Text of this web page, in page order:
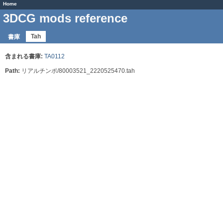
Home
3DCG mods reference
書庫 Tah
含まれる書庫: TA0112
Path: リアルチンポ/80003521_2220525470.tah